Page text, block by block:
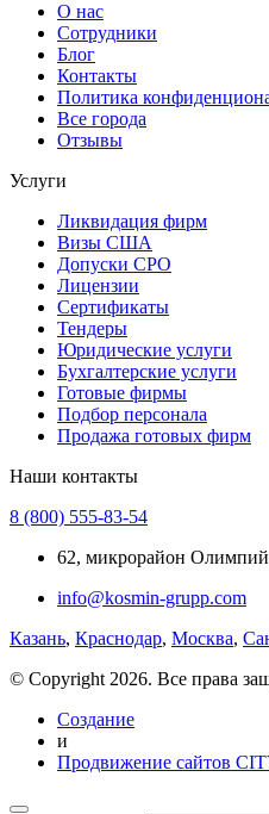
О нас
Сотрудники
Блог
Контакты
Политика
Все города
Отзывы
Услуги
Ликвидация фирм
Визы США
Допуски СРО
Лицензии
Сертификаты
Тендеры
Юридические услуги
Бухгалтерские услуги
Готовые фирмы
Подбор персонала
Продажа готовых фирм
Наши контакты
8 (800) 555-83-54
62, микрорайон
info@kosmin-grupp.com
Казань, Краснодар, Москва,
© Copyright 2026. Все права
Создание
и
Продвижение сайтов